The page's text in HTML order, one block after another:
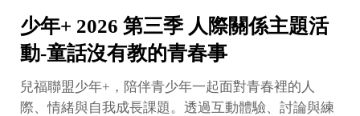
少年+ 2026 第三季 人際關係主題活
動-童話沒有教的青春事
兒福聯盟少年+，陪伴青少年一起面對青春裡的人
際、情緒與自我成長課題。透過互動體驗、討論與練